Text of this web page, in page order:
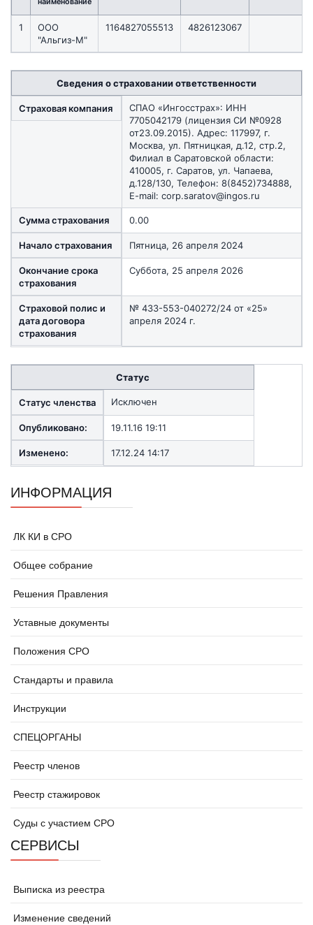
1
ООО
"Альгиз-М"
1164827055513 4826123067
Сведения о страховании ответственности
Страховая компания
СПАО «Ингосстрах»: ИНН
7705042179 (лицензия СИ №0928
от23.09.2015). Адрес: 117997, г.
Москва, ул. Пятницкая, д.12, стр.2,
Филиал в Саратовской области:
410005, г. Саратов, ул. Чапаева,
д.128/130, Телефон: 8(8452)734888,
E-mail: corp.saratov@ingos.ru
Сумма страхования 0.00
Начало страхования Пятница, 26 апреля 2024
Окончание срока
страхования
Суббота, 25 апреля 2026
Страховой полис и
дата договора
страхования
№ 433-553-040272/24 от «25»
апреля 2024 г.
Статус
Статус членства Исключен
Опубликовано: 19.11.16 19:11
Изменено: 17.12.24 14:17
ИНФОРМАЦИЯ
ЛК КИ в СРО
Общее собрание
Решения Правления
Уставные документы
Положения СРО
Стандарты и правила
Инструкции
СПЕЦОРГАНЫ
Реестр членов
Реестр стажировок
Суды с участием СРО
СЕРВИСЫ
Выписка из реестра
Изменение сведений